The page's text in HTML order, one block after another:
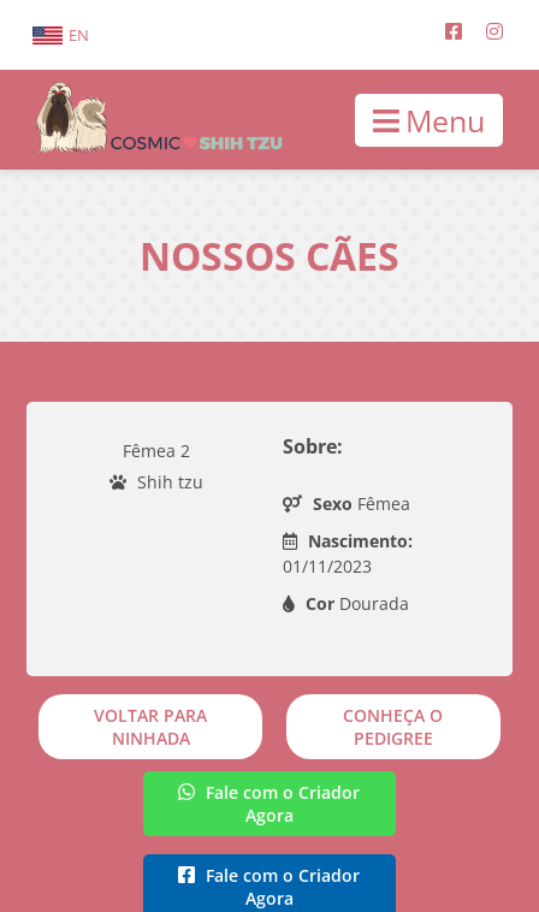
EN
Menu
NOSSOS CÃES
Fêmea 2
Shih tzu
Sobre:
Sexo Fêmea
Nascimento:
01/11/2023
CorDourada
VOLTAR PARA
NINHADA
CONHEÇA O
PEDIGREE
Fale com o Criador
Agora
Fale com o Criador
Agora